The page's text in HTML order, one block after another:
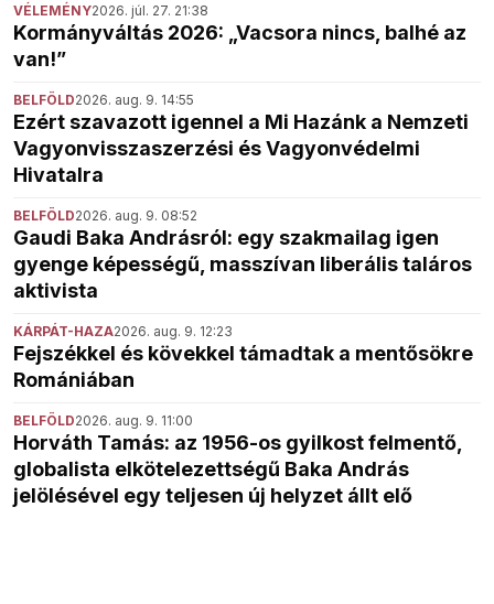
VÉLEMÉNY2026. júl. 27. 21:38
Kormányváltás 2026: „Vacsora nincs, balhé az
van!”
BELFÖLD2026. aug. 9. 14:55
Ezért szavazott igennel a Mi Hazánk a Nemzeti
Vagyonvisszaszerzési és Vagyonvédelmi
Hivatalra
BELFÖLD2026. aug. 9. 08:52
Gaudi Baka Andrásról: egy szakmailag igen
gyenge képességű, masszívan liberális taláros
aktivista
KÁRPÁT-HAZA2026. aug. 9. 12:23
Fejszékkel és kövekkel támadtak a mentősökre
Romániában
BELFÖLD2026. aug. 9. 11:00
Horváth Tamás: az 1956-os gyilkost felmentő,
globalista elkötelezettségű Baka András
jelölésével egy teljesen új helyzet állt elő